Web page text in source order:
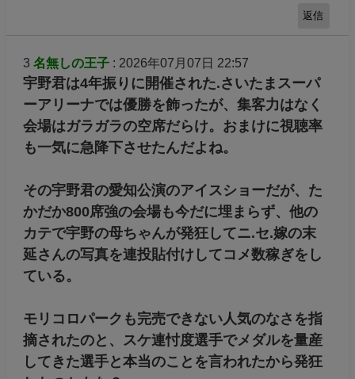
返信
3 名無しの王子: 2026年07月07日 22:57
宇野君は4年振りに開催された.さいたまスーパ
ーアリーナでは優勝を飾ったが、集客力はなく
会場はガラガラの空席だらけ。おまけに視聴率
も一気に急降下させたんだよね。
その宇野君の愛知公演のアイスショーだが、た
かだか800席強の会場も今だに埋まらず、他の
カテで宇野の母ちゃんが発狂してニ.セ.嫁の末
延さんの写真を連投貼付けしてコメ数稼ぎをし
ている。
モリコロパークも完売できない人気のなさを指
摘されたのと、スケ連忖度選手でメダルを量産
してきた選手と本当のことを言われたから発狂